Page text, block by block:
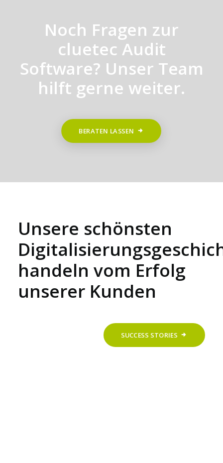
Noch Fragen zur
cluetec Audit
Software? Unser Team
hilft gerne weiter.
BERATEN LASSEN
Unsere schönsten
handeln vom Erfolg
unserer Kunden
SUCCESS STORIES